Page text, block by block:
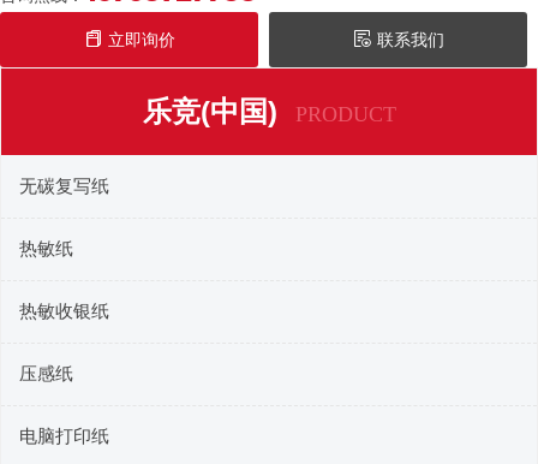
立即询价 联系我们
乐竞(中国) PRODUCT
无碳复写纸
热敏纸
热敏收银纸
压感纸
电脑打印纸